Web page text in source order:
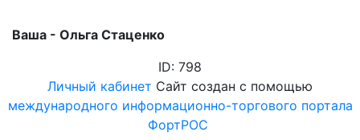
Ваша - Ольга Стаценко
ID: 798
Личный кабинет Сайт создан с помощью
международного информационно-торгового портала
ФортРОС